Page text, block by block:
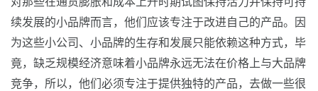
续发展的小品牌而言，他们应该专注于改进自己的产品。因
为这些小公司、小品牌的生存和发展只能依赖这种方式，毕
竟，缺乏规模经济意味着小品牌永远无法在价格上与大品牌
竞争，所以，他们必须专注于提供独特的产品，去做一些很